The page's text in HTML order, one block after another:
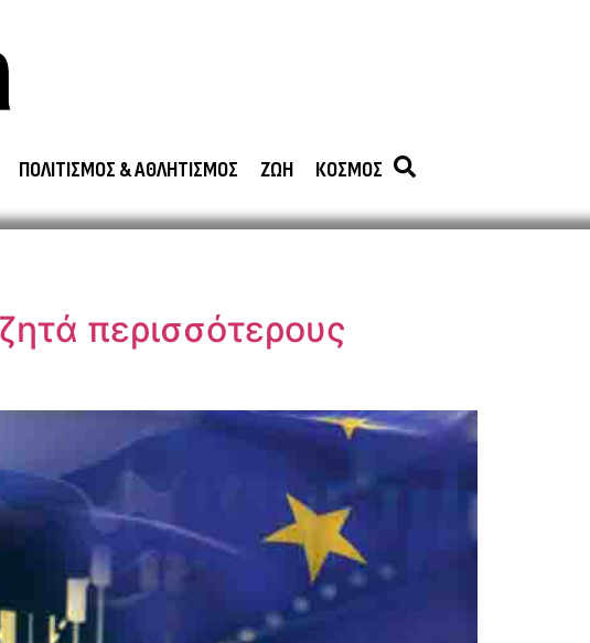
ΠΟΛΙΤΙΣΜΟΣ & ΑΘΛΗΤΙΣΜΟΣ ΖΩΗ ΚΟΣΜΟΣ
περισσότερους